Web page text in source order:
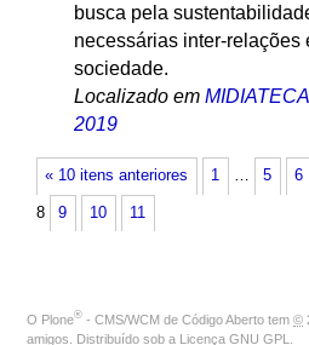
busca pela
necessárias inter-relações
sociedade.
Localizado em MIDIATECA
2019
« 10 itens anteriores 1 … 5 6
8 9 10 11
O Plone® - CMS/WCM de Código Aberto tem ©
amigos. Distribuído sob a Licença GNU GPL